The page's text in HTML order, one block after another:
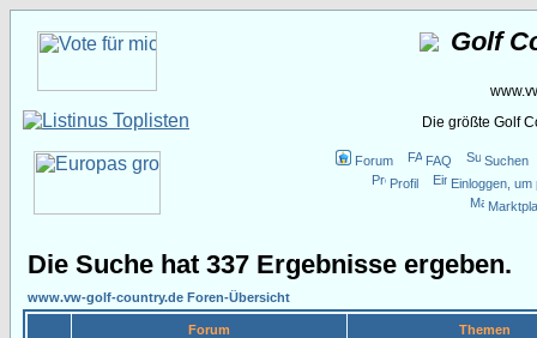
Golf
Die größte Golf
Forum FAQ
Suchen
Profil
Einloggen,
Die Suche hat 337 Ergebnisse ergeben.
www.vw-golf-country.de Foren-Übersicht
Forum Themen